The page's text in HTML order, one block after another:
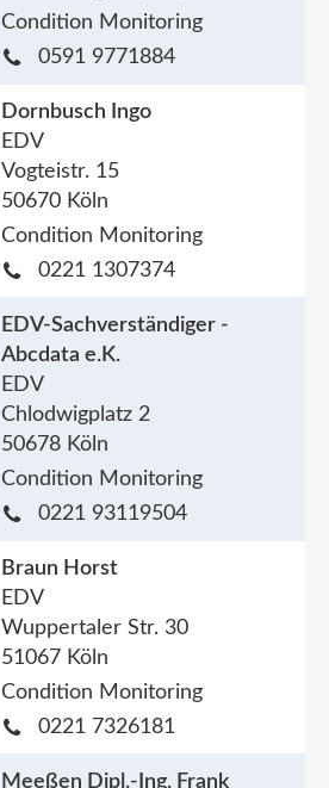
Condition Monitoring
0591 9771884
Dornbusch Ingo
EDV
Vogteistr. 15
50670 Köln
Condition Monitoring
0221 1307374
EDV-Sachverständiger -
Abcdata e.K.
EDV
Chlodwigplatz 2
50678 Köln
Condition Monitoring
0221 93119504
Braun Horst
EDV
Wuppertaler Str. 30
51067 Köln
Condition Monitoring
0221 7326181
Meeßen Dipl.-Ing. Frank